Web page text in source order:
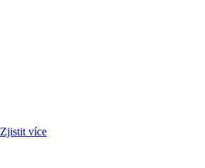
Zjistit více